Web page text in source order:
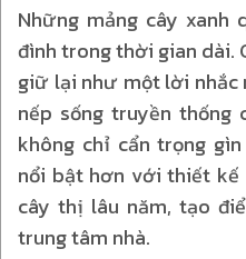
Những mảng cây xanh
đình trong thời gian dài.
giữ lại như một lời nhắc
nếp sống truyền thống
không chỉ cẩn trọng
nổi bật hơn với thiết kế
cây thị lâu năm, tạo
trung tâm nhà.